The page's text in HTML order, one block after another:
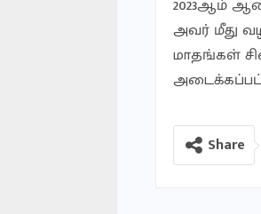
2023ஆம்
அவர் மீது
மாதங்கள்
Share